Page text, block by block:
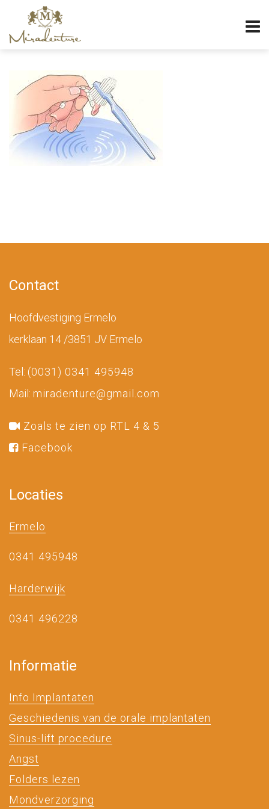
Contact
Hoofdvestiging Ermelo
kerklaan 14 /3851 JV Ermelo
Tel: (0031) 0341 495948
Mail: miradenture@gmail.com
Zoals te zien op RTL 4 & 5
Facebook
Locaties
Ermelo
0341 495948
Harderwijk
0341 496228
Informatie
Info Implantaten
Geschiedenis van de orale implantaten
Sinus-lift procedure
Angst
Folders lezen
Mondverzorging